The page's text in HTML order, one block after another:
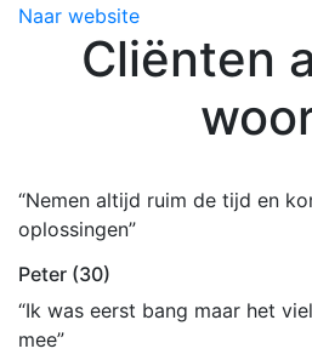
Naar website
Cliënten
“Nemen altijd ruim de tijd en
oplossingen”
Peter (30)
“Ik was eerst bang maar het
mee”